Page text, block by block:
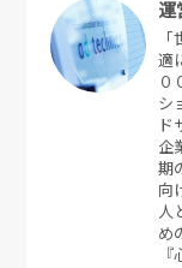
適
０
シ
ド
企
期
向
人
め